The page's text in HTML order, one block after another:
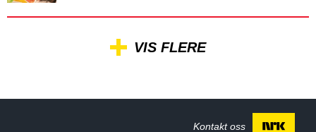
VIS FLERE
Kontakt oss